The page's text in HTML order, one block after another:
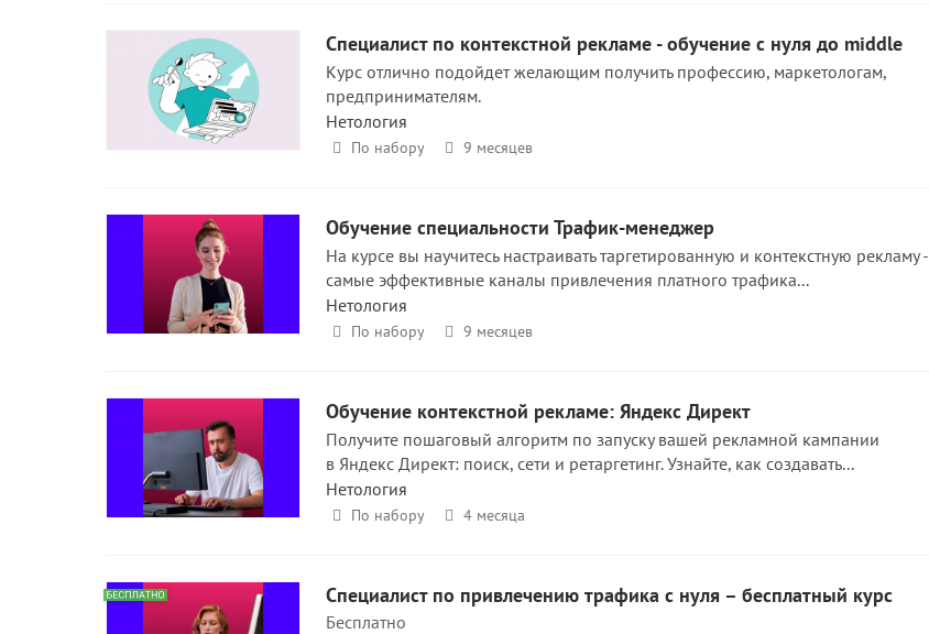
Специалист по контекстной рекламе - обучение с нуля до middle
Курс отлично подойдет желающим получить профессию, маркетологам,
предпринимателям.
Нетология
По набору 9 месяцев
Обучение специальности Трафик-менеджер
На курсе вы научитесь настраивать таргетированную и контекстную рекламу -
самые эффективные каналы привлечения платного трафика...
Нетология
По набору 9 месяцев
Обучение контекстной рекламе: Яндекс Директ
Получите пошаговый алгоритм по запуску вашей рекламной кампании
в Яндекс Директ: поиск, сети и ретаргетинг. Узнайте, как создавать...
Нетология
По набору 4 месяца
Специалист по привлечению трафика с нуля – бесплатный курс
Бесплатно